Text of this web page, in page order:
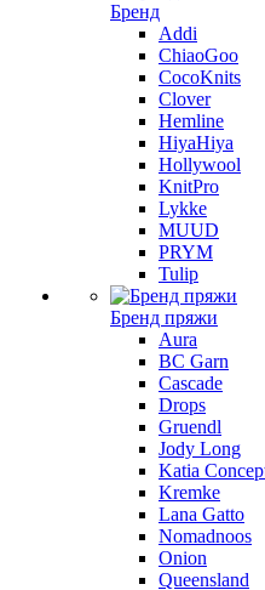
Бренд
Addi
ChiaoGoo
CocoKnits
Clover
Hemline
HiyaHiya
Hollywool
KnitPro
Lykke
MUUD
PRYM
Tulip
Бренд пряжи
Aura
BC Garn
Cascade
Drops
Gruendl
Jody Long
Katia
Kremke
Lana Gatto
Nomadnoos
Onion
Queensland